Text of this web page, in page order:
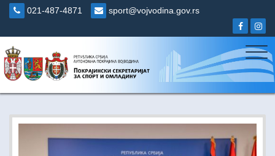
Skip
021-487-4871 sport@vojvodina.gov.rs